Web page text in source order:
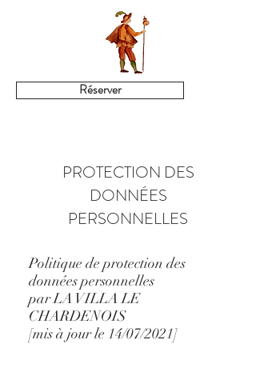
Réserver
PROTECTION DES
DONNÉES
PERSONNELLES
Politique de protection des
données personnelles
par LA VILLA LE
CHARDENOIS
[mis à jour le 14/07/2021]